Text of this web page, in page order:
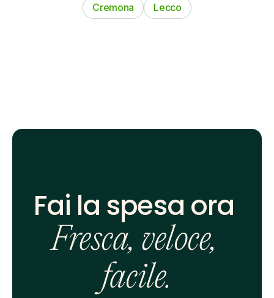
Cremona
Lecco
Fai la spesa ora
Fresca, veloce,
facile.